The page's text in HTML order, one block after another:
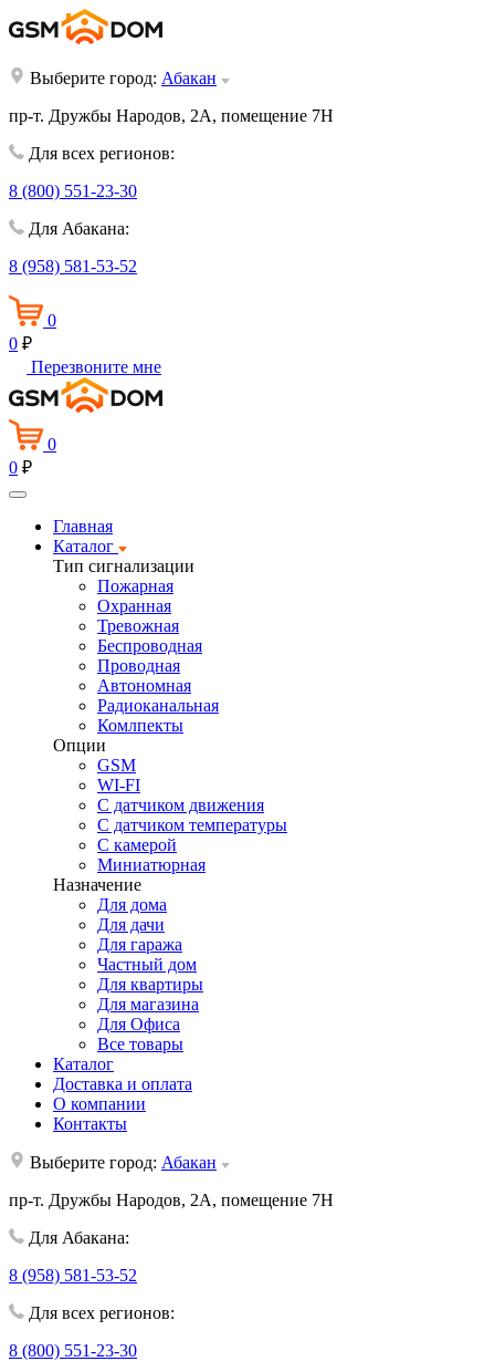
Выберите город: Абакан
пр-т. Дружбы Народов, 2А, помещение 7Н
Для всех регионов:
8 (800) 551-23-30
Для Абакана:
8 (958) 581-53-52
0
0 ₽
Перезвоните мне
0
0 ₽
Главная
Каталог
Тип сигнализации
Пожарная
Охранная
Тревожная
Беспроводная
Проводная
Автономная
Радиоканальная
Комлпекты
Опции
GSM
WI-FI
С датчиком движения
С датчиком температуры
С камерой
Миниатюрная
Назначение
Для дома
Для дачи
Для гаража
Частный дом
Для квартиры
Для магазина
Для Офиса
Все товары
Каталог
Доставка и оплата
О компании
Контакты
Выберите город: Абакан
пр-т. Дружбы Народов, 2А, помещение 7Н
Для Абакана:
8 (958) 581-53-52
Для всех регионов:
8 (800) 551-23-30